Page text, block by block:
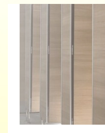
Неправильное
поэтому
эффективного